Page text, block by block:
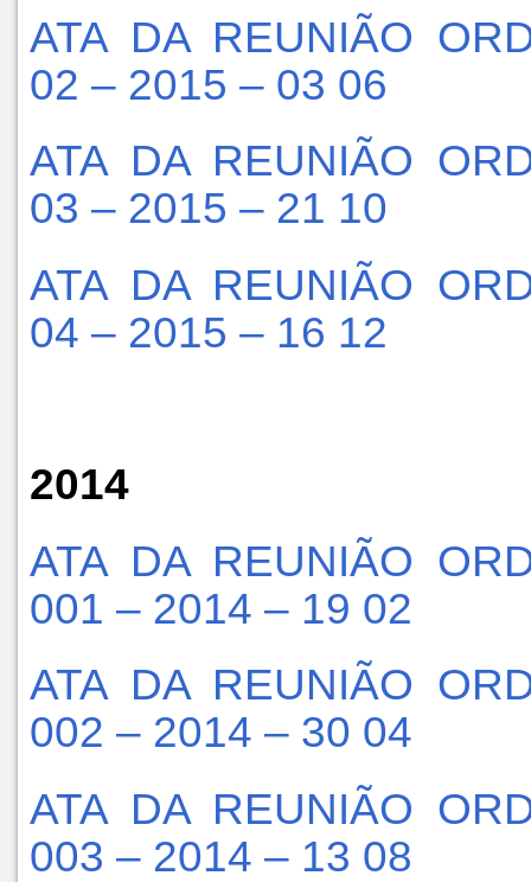
ATA DA REUNIÃO
02 – 2015 – 03 06
ATA DA REUNIÃO
03 – 2015 – 21 10
ATA DA REUNIÃO
04 – 2015 – 16 12
2014
ATA DA REUNIÃO
001 – 2014 – 19 02
ATA DA REUNIÃO
002 – 2014 – 30 04
ATA DA REUNIÃO
003 – 2014 – 13 08